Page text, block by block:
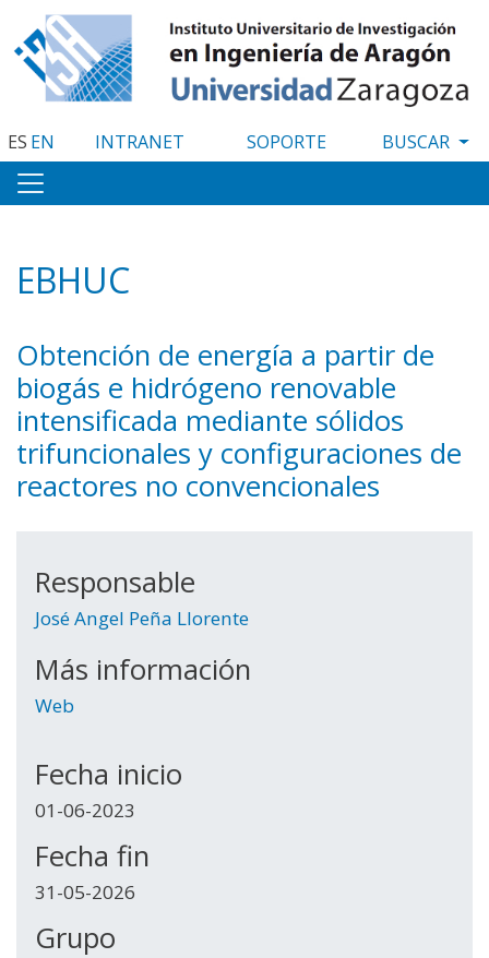
al
contenido
principal
ES EN INTRANET SOPORTE
EBHUC
Obtención de energía a partir de
biogás e hidrógeno renovable
intensificada mediante sólidos
trifuncionales y configuraciones de
reactores no convencionales
Responsable
José Angel Peña Llorente
Más información
Web
Fecha inicio
01-06-2023
Fecha fin
31-05-2026
Grupo